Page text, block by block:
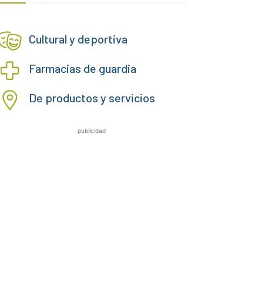
Cultural y deportiva
Farmacias de guardia
De productos y servicios
publicidad